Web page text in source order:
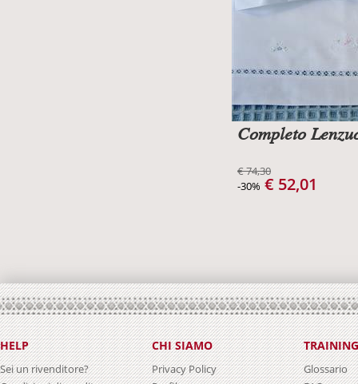
Completo
€ 74,30
-30% € 52,01
HELP
Sei un rivenditore?
CHI SIAMO
Privacy Policy
TRAINING
Glossario